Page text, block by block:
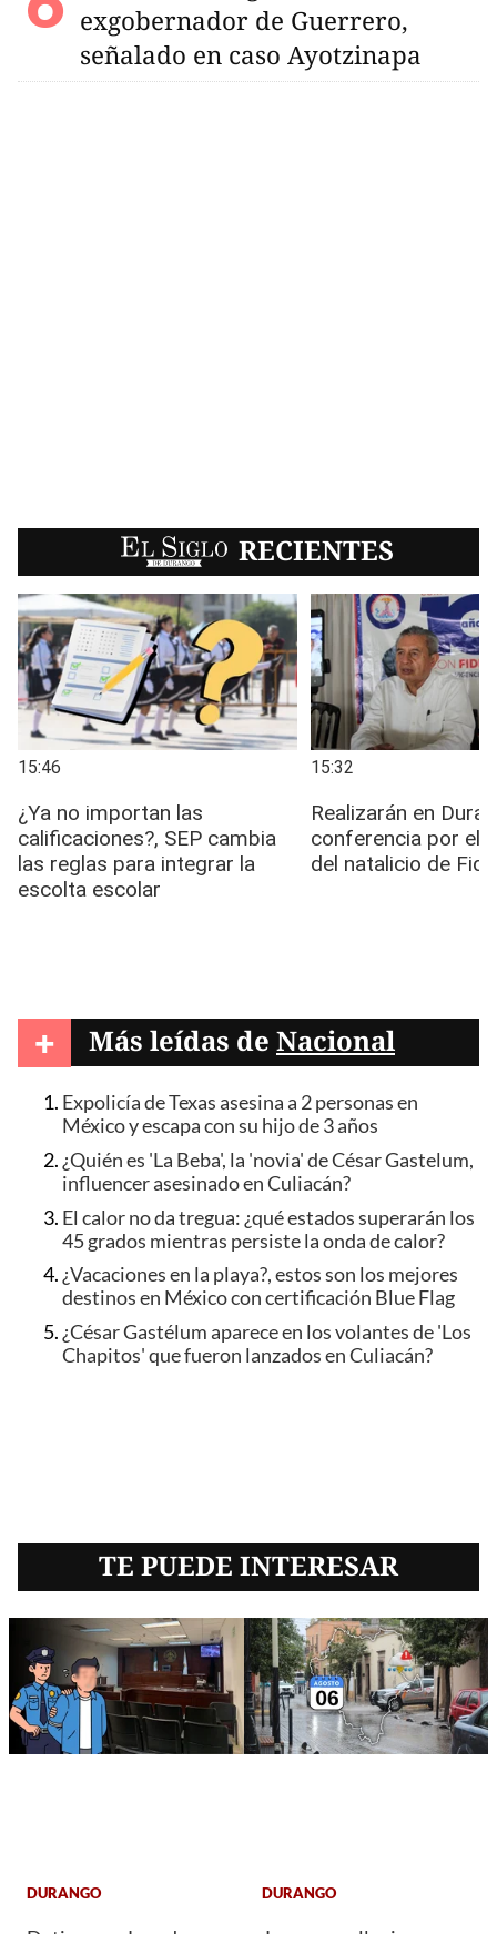
exgobernador de Guerrero,
señalado en caso Ayotzinapa
EL SIGLO RECIENTES
+ Más leídas de Nacional
Expolicía de Texas asesina a 2 personas en
México y escapa con su hijo de 3 años
¿Quién es 'La Beba', la 'novia' de César Gastelum,
influencer asesinado en Culiacán?
El calor no da tregua: ¿qué estados superarán los
45 grados mientras persiste la onda de calor?
¿Vacaciones en la playa?, estos son los mejores
destinos en México con certificación Blue Flag
¿César Gastélum aparece en los volantes de 'Los
Chapitos' que fueron lanzados en Culiacán?
TE PUEDE INTERESAR
DURANGO DURANGO